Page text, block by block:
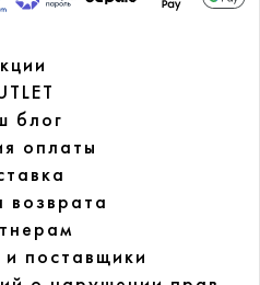
блог
оплаты
возврата
поставщики